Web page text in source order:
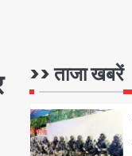
>> ताजा खबरें
1